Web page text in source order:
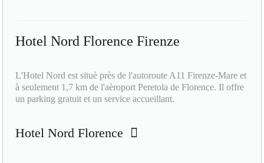
Hotel Nord Florence Firenze
L'Hotel Nord est situè près de l'autoroute A11 Firenze-Mare et
à seulement 1,7 km de l'aèroport Peretola de Florence. Il offre
un parking gratuit et un service accueillant.
Hotel Nord Florence